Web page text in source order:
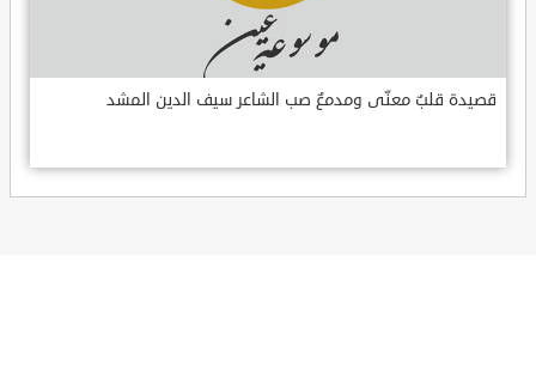
قصيدة قلبٌ معنّى ومدمعٌ صب الشاعر سيف الدين المشد